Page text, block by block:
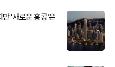
'새로운 홍콩'은